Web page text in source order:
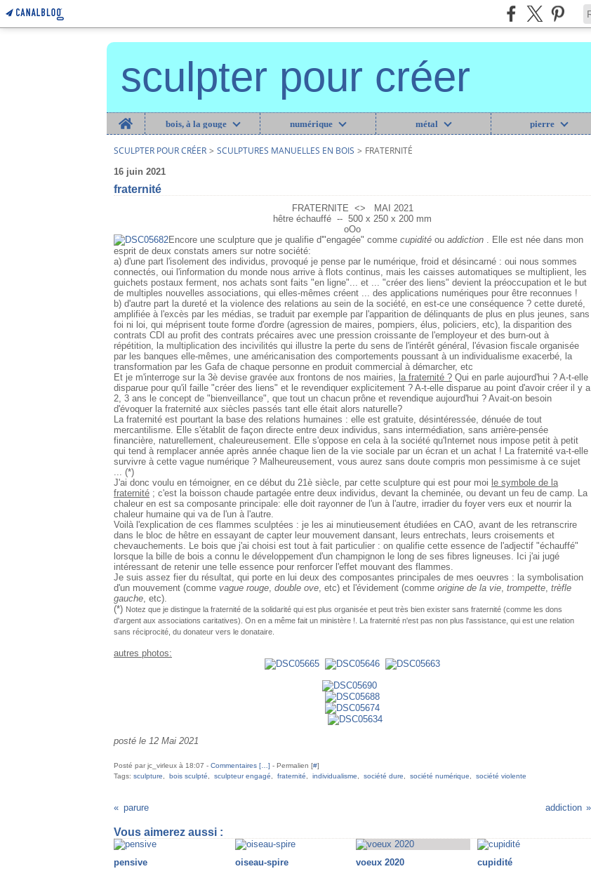
sculpter pour créer
Home
bois, à la gouge numérique métal pierre
SCULPTER POUR CRÉER > SCULPTURES MANUELLES EN BOIS > FRATERNITÉ
16 juin 2021
fraternité
FRATERNITE <> MAI 2021
hêtre échauffé -- 500 x 250 x 200 mm
oOo
Encore une sculpture que je qualifie d'"engagée" comme cupidité ou addiction . Elle est née dans mon
esprit de deux constats amers sur notre société:
a) d'une part l'isolement des individus, provoqué je pense par le numérique, froid et désincarné : oui nous sommes
connectés, oui l'information du monde nous arrive à flots continus, mais les caisses automatiques se multiplient, les
guichets postaux ferment, nos achats sont faits "en ligne"... et ... "créer des liens" devient la préoccupation et le but
de multiples nouvelles associations, qui elles-mêmes créent ... des applications numériques pour être reconnues !
b) d'autre part la dureté et la violence des relations au sein de la société, en est-ce une conséquence ? cette dureté,
amplifiée à l'excès par les médias, se traduit par exemple par l'apparition de délinquants de plus en plus jeunes, sans
foi ni loi, qui méprisent toute forme d'ordre (agression de maires, pompiers, élus, policiers, etc), la disparition des
contrats CDI au profit des contrats précaires avec une pression croissante de l'employeur et des burn-out à
répétition, la multiplication des incivilités qui illustre la perte du sens de l'intérêt général, l'évasion fiscale organisée
par les banques elle-mêmes, une américanisation des comportements poussant à un individualisme exacerbé, la
transformation par les Gafa de chaque personne en produit commercial à démarcher, etc
Et je m'interroge sur la 3è devise gravée aux frontons de nos mairies, la fraternité ? Qui en parle aujourd'hui ? A-t-elle
disparue pour qu'il faille "créer des liens" et le revendiquer explicitement ? A-t-elle disparue au point d'avoir créer il y a
2, 3 ans le concept de "bienveillance", que tout un chacun prône et revendique aujourd'hui ? Avait-on besoin
d'évoquer la fraternité aux siècles passés tant elle était alors naturelle?
La fraternité est pourtant la base des relations humaines : elle est gratuite, désintéressée, dénuée de tout
mercantilisme. Elle s'établit de façon directe entre deux individus, sans intermédiation, sans arrière-pensée
financière, naturellement, chaleureusement. Elle s'oppose en cela à la société qu'Internet nous impose petit à petit
qui tend à remplacer année après année chaque lien de la vie sociale par un écran et un achat ! La fraternité va-t-elle
survivre à cette vague numérique ? Malheureusement, vous aurez sans doute compris mon pessimisme à ce sujet
... (*)
J'ai donc voulu en témoigner, en ce début du 21è siècle, par cette sculpture qui est pour moi le symbole de la
fraternité ; c'est la boisson chaude partagée entre deux individus, devant la cheminée, ou devant un feu de camp. La
chaleur en est sa composante principale: elle doit rayonner de l'un à l'autre, irradier du foyer vers eux et nourrir la
chaleur humaine qui va de l'un à l'autre.
Voilà l'explication de ces flammes sculptées : je les ai minutieusement étudiées en CAO, avant de les retranscrire
dans le bloc de hêtre en essayant de capter leur mouvement dansant, leurs entrechats, leurs croisements et
chevauchements. Le bois que j'ai choisi est tout à fait particulier : on qualifie cette essence de l'adjectif "échauffé"
lorsque la bille de bois a connu le développement d'un champignon le long de ses fibres ligneuses. Ici j'ai jugé
intéressant de retenir une telle essence pour renforcer l'effet mouvant des flammes.
Je suis assez fier du résultat, qui porte en lui deux des composantes principales de mes oeuvres : la symbolisation
d'un mouvement (comme vague rouge, double ove, etc) et l'évidement (comme origine de la vie, trompette, trèfle
gauche, etc).
(*) Notez que je distingue la fraternité de la solidarité qui est plus organisée et peut très bien exister sans fraternité (comme les dons
d'argent aux associations caritatives). On en a même fait un ministère !. La fraternité n'est pas non plus l'assistance, qui est une relation
sans réciprocité, du donateur vers le donataire.
autres photos:
posté le 12 Mai 2021
Posté par jc_virleux à 18:07 - Commentaires [ ] - Permalien [#]
Tags: sculpture bois sculpté sculpteur engagé fraternité individualisme société dure société numérique société violente
parure addiction
Vous aimerez aussi :
pensive oiseau-spire voeux 2020 cupidité